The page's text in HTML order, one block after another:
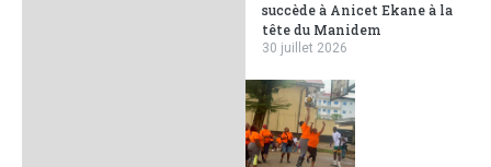
succède à Anicet Ekane à la
tête du Manidem
30 juillet 2026